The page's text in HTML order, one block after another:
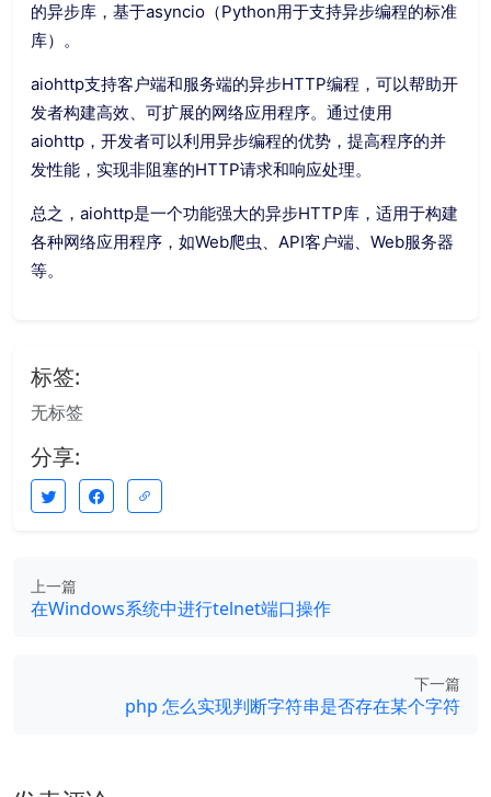
的异步库，基于asyncio（Python用于支持异步编程的标准
库）。
aiohttp支持客户端和服务端的异步HTTP编程，可以帮助开
发者构建高效、可扩展的网络应用程序。通过使用
aiohttp，开发者可以利用异步编程的优势，提高程序的并
发性能，实现非阻塞的HTTP请求和响应处理。
总之，aiohttp是一个功能强大的异步HTTP库，适用于构建
各种网络应用程序，如Web爬虫、API客户端、Web服务器
等。
标签:
无标签
分享:
上一篇
在Windows系统中进行telnet端口操作
下一篇
php 怎么实现判断字符串是否存在某个字符